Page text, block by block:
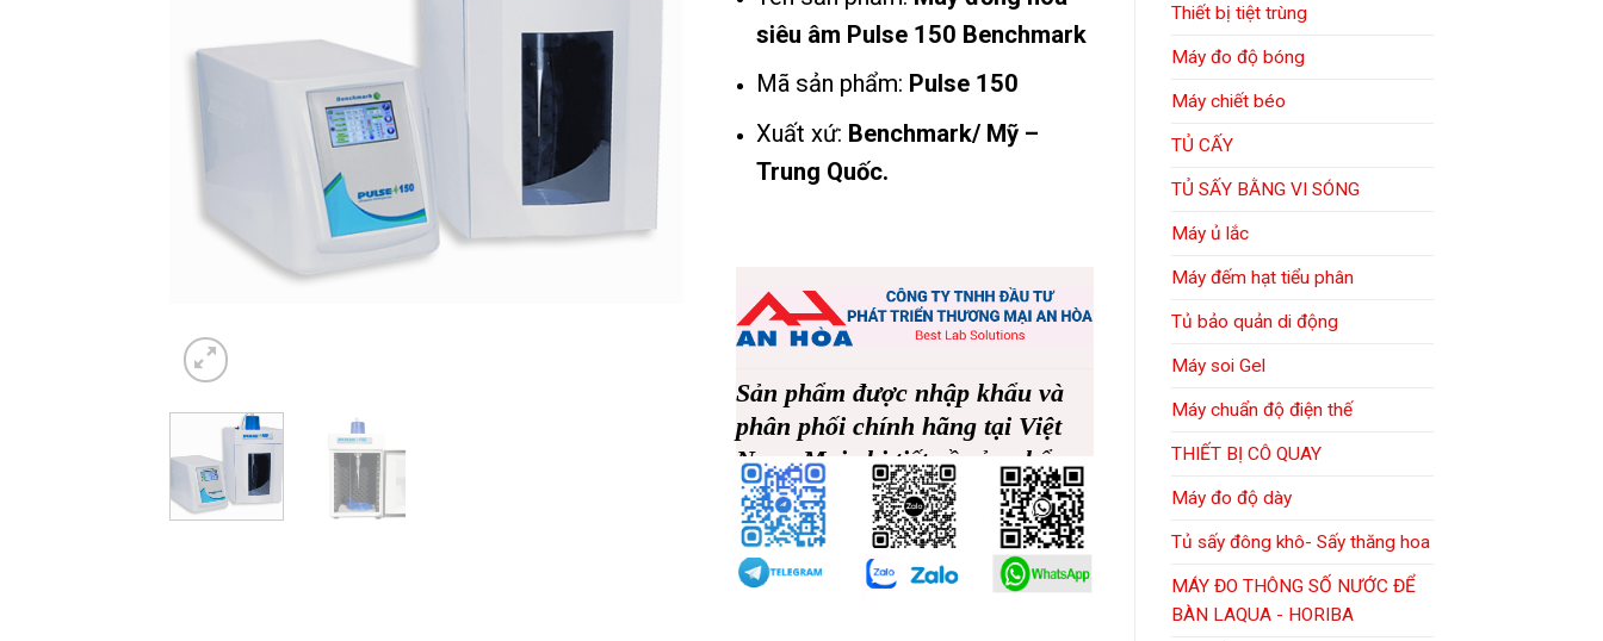
Thiết bị tiệt trùng
Máy đo độ bóng
Máy chiết béo
TỦ CẤY
TỦ SẤY BẰNG VI SÓNG
Máy ủ lắc
Máy đếm hạt tiểu phân
Tủ bảo quản di động
Máy soi Gel
Máy chuẩn độ điện thế
THIẾT BỊ CÔ QUAY
Máy đo độ dày
Tủ sấy đông khô- Sấy thăng hoa
MÁY ĐO THÔNG SỐ NƯỚC ĐỂ
BÀN LAQUA - HORIBA
siêu âm Pulse 150 Benchmark
Mã sản phẩm: Pulse 150
Xuất xứ: Benchmark/ Mỹ –
Trung Quốc.
Sản phẩm được nhập khẩu và
phân phối chính hãng tại Việt
Nam. Mọi chi tiết về sản phẩm
vui lòng liên
hệSđt/Zalo :0969178792